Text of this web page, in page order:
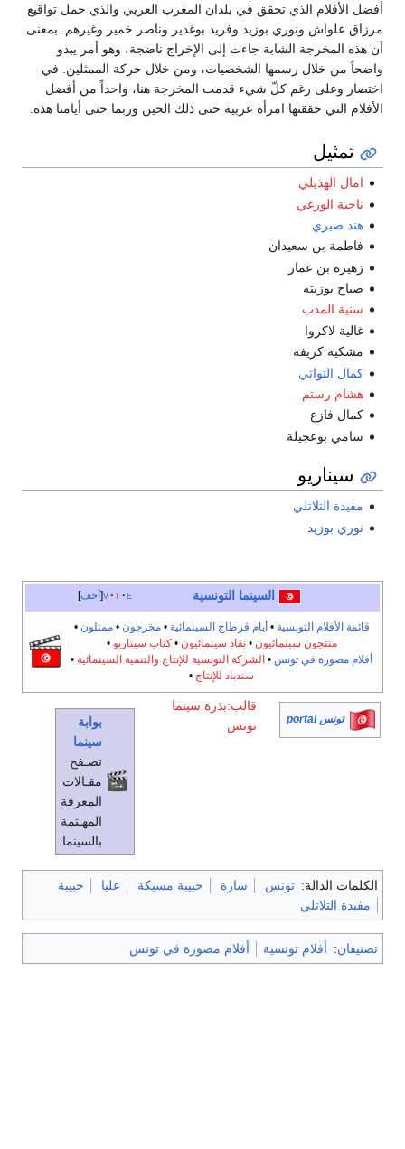
أفضل الأفلام الذي تحقق في بلدان المغرب العربي والذي حمل تواقيع
مرزاق علواش ونوري بوزيد وفريد بوغدير وناصر خمير وغيرهم. بمعنى
أن هذه المخرجة الشابة جاءت إلى الإخراج ناضجة، وهو أمر يبدو
واضحاً من خلال رسمها الشخصيات، ومن خلال حركة الممثلين. في
اختصار وعلى رغم كلّ شيء قدمت المخرجة هنا، واحداً من أفضل
الأفلام التي حققتها امرأة عربية حتى ذلك الحين وربما حتى أيامنا هذه.
تمثيل
امال الهذيلي
ناجية الورغي
هند صبري
فاطمة بن سعيدان
زهيرة بن عمار
صباح بوزيته
سنية المدب
غالية لاكروا
مشكية كريفة
كمال التواتي
هشام رستم
كمال فازع
سامي بوعجيلة
سيناريو
مفيدة التلاتلي
نوري بوزيد
أخف v t e السينما التونسية
قائمة الأفلام التونسية • أيام قرطاج السينمائية •مخرجون •ممثلون •
منتجون سينمائيون •نقاد سينمائيون •كتاب سيناريو •
أفلام مصورة في تونس • الشركة التونسية للإنتاج والتنمية السينمائية •
سندباد للإنتاج •
تونس portal
قالب:بذرة سينما
تونس
بوابة
سينما
تصـفح
مقـالات
المعرفة
المهـتمة
بالسينما.
الكلمات الدالة: تونس سارة حبيبة مسيكة عليا
حبيبة
مفيدة التلاتلي
تصنيفان: أفلام تونسية أفلام مصورة في تونس